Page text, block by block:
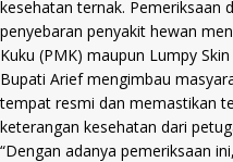
kesehatan ternak. Pemeriksaan
penyebaran penyakit hewan
Kuku (PMK) maupun Lumpy
Bupati Arief mengimbau
tempat resmi dan memastikan
keterangan kesehatan dari
“Dengan adanya pemeriksaan